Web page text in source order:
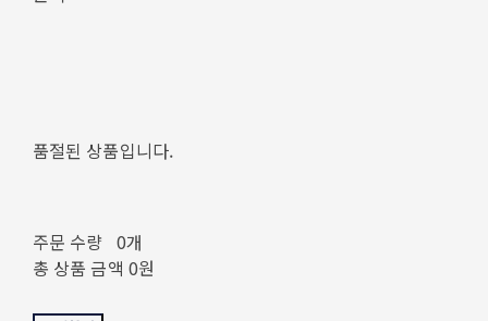
품절된 상품입니다.
주문 수량 0개
총 상품 금액 0원